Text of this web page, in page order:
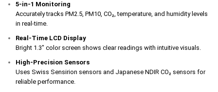
5-in-1 Monitoring
Accurately tracks PM2.5, PM10, CO₂, temperature, and humidity levels
in real-time.
Real-Time LCD Display
Bright 1.3″ color screen shows clear readings with intuitive visuals.
High-Precision Sensors
Uses Swiss Sensirion sensors and Japanese NDIR CO₂ sensors for
reliable performance.